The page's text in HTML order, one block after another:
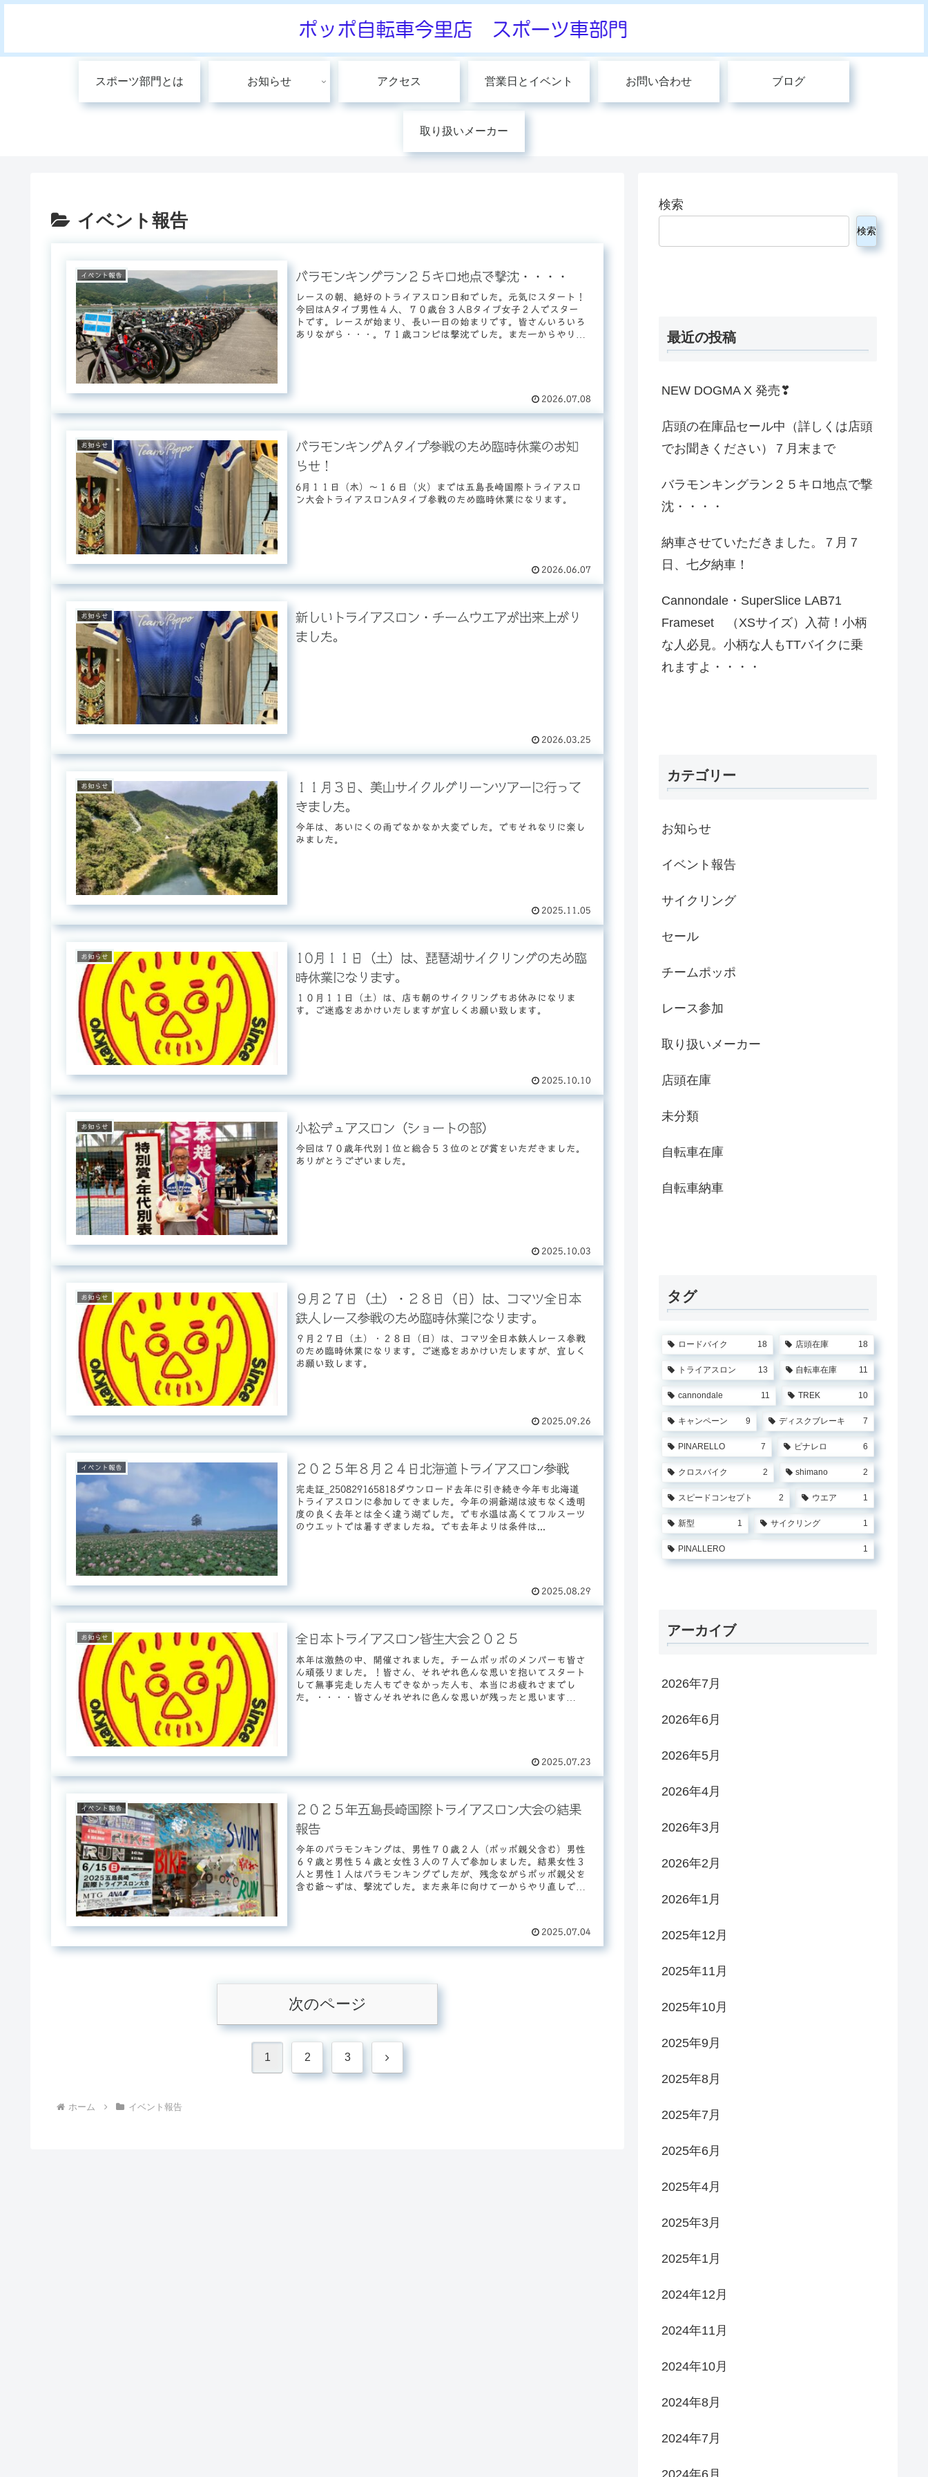
スポーツ部門とは お知らせ アクセス 営業日とイベント お問い合わせ ブログ
取り扱いメーカー
イベント報告
イベント報告 バラモンキングラン２５キロ地点で撃沈・・・・
レースの朝、絶好のトライアスロン日和でした。元気にスタート！
今回はAタイプ男性４人、７０歳台３人Bタイプ女子２人でスター
トです。レースが始まり、長い一日の始まりです。皆さんいろいろ
ありながら・・・。７１歳コンビは撃沈でした。また一からやり
2026.07.08
お知らせ
バラモンキングAタイプ参戦のため臨時休業のお知
らせ！
6月１１日（木）～１６日（火）までは五島長崎国際トライアスロ
ン大会トライアスロンAタイプ参戦のため臨時休業になります。
2026.06.07
お知らせ
新しいトライアスロン・チームウエアが出来上がり
ました。
2026.03.25
お知らせ
１１月３日、美山サイクルグリーンツアーに行って
きました。
今年は、あいにくの雨でなかなか大変でした。でもそれなりに楽し
みました。
2025.11.05
お知らせ
10月１１日（土）は、琵琶湖サイクリングのため臨
時休業になります。
１０月１１日（土）は、店も朝のサイクリングもお休みになりま
す。ご迷惑をおかけいたしますが宜しくお願い致します。
2025.10.10
お知らせ 小松デュアスロン（ショートの部）
今回は７０歳年代別１位と総合５３位のとび賞をいただきました。
ありがとうございました。
2025.10.03
お知らせ
９月２７日（土）・２８日（日）は、コマツ全日本
鉄人レース参戦のため臨時休業になります。
９月２７日（土）・２８日（日）は、コマツ全日本鉄人レース参戦
のため臨時休業になります。ご迷惑をおかけいたしますが、宜しく
お願い致します。
2025.09.26
イベント報告 ２０２５年８月２４日北海道トライアスロン参戦
完走証_250829165818ダウンロード去年に引き続き今年も北海道
トライアスロンに参加してきました。今年の洞爺湖は波もなく透明
度の良く去年とは全く違う湖でした。でも水温は高くてフルスーツ
のウエットでは暑すぎましたね。でも去年よりは条件は...
2025.08.29
お知らせ 全日本トライアスロン皆生大会２０２５
本年は激熱の中、開催されました。チームポッポのメンバーも皆さ
ん頑張りました。！皆さん、それぞれ色んな思いを抱いてスタート
して無事完走した人もできなかった人も、本当にお疲れさまでし
た。・・・・皆さんそれぞれに色んな思いが残ったと思います
2025.07.23
イベント報告
２０２５年五島長崎国際トライアスロン大会の結果
報告
今年のバラモンキングは、男性７０歳２人（ポッポ親父含む）男性
６９歳と男性５４歳と女性３人の７人で参加しました。結果女性３
人と男性１人はバラモンキングでしたが、残念ながらポッポ親父を
含む爺～ずは、撃沈でした。また来年に向けて一からやり直しで
2025.07.04
次のページ
1 2 3 次
ホーム イベント報告
検索
検索
最近の投稿
NEW DOGMA X 発売❣
店頭の在庫品セール中（詳しくは店頭
でお聞きください）７月末まで
バラモンキングラン２５キロ地点で撃
沈・・・・
納車させていただきました。７月７
日、七夕納車！
Cannondale・SuperSlice LAB71
Frameset （XSサイズ）入荷！小柄
な人必見。小柄な人もTTバイクに乗
れますよ・・・・
カテゴリー
お知らせ
イベント報告
サイクリング
セール
チームポッポ
レース参加
取り扱いメーカー
店頭在庫
未分類
自転車在庫
自転車納車
タグ
ロードバイク 18 店頭在庫 18
トライアスロン 13 自転車在庫 11
cannondale 11 TREK 10
キャンペーン 9 ディスクブレーキ 7
PINARELLO 7 ピナレロ 6
クロスバイク 2 shimano 2
スピードコンセプト 2 ウエア 1
新型 1 サイクリング 1
PINALLERO 1
アーカイブ
2026年7月
2026年6月
2026年5月
2026年4月
2026年3月
2026年2月
2026年1月
2025年12月
2025年11月
2025年10月
2025年9月
2025年8月
2025年7月
2025年6月
2025年4月
2025年3月
2025年1月
2024年12月
2024年11月
2024年10月
2024年8月
2024年7月
2024年6月